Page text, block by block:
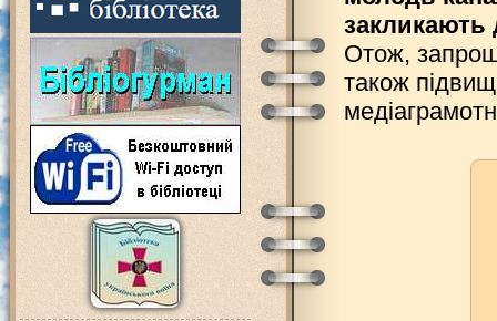
закликають
Отож,
також